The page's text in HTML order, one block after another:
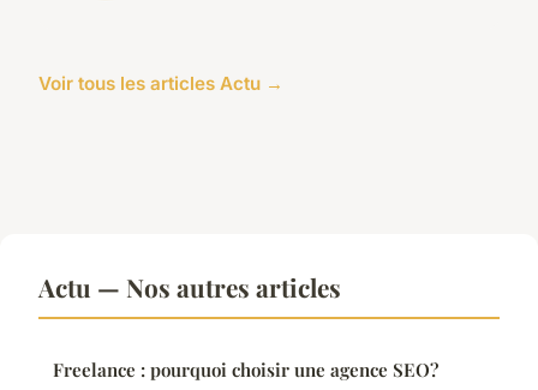
Voir tous les articles Actu →
Actu — Nos autres articles
Freelance : pourquoi choisir une agence SEO?